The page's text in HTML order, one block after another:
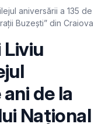
aniversării a 135 de
Buzești” din Craiova
de la
Național